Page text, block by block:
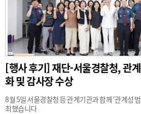
[행사 후기] 재단-서울경찰청, 관
화 및 감사장 수상
8월 5일 서울경찰청 등 관계기관과 함께 ‘관계성
최했습니다